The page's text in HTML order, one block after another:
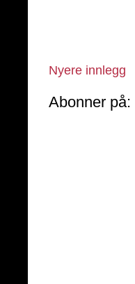
Nyere innlegg
Abonner på: